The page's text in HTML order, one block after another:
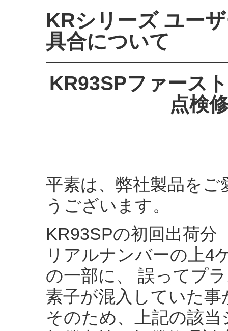
KRシリーズ ユー
具合について
KR93SPファース
点検
平素は、弊社製品を
うございます。
KR93SPの初回出荷分
リアルナンバーの上4
の一部に、 誤ってプ
素子が混入していた
そのため、上記の該